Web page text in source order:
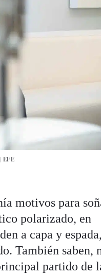
EFE
motivos para
polarizado, en
a capa y espada,
También saben,
partido de